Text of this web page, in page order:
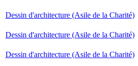
Dessin d'architecture (Asile de la Charité)
Dessin d'architecture (Asile de la Charité)
Dessin d'architecture (Asile de la Charité)